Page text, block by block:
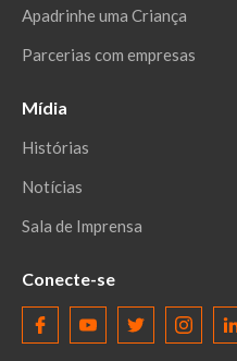
Apadrinhe uma Criança
Parcerias com empresas
Mídia
Histórias
Notícias
Sala de Imprensa
Conecte-se